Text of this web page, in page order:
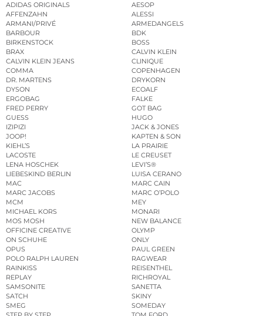
ADIDAS ORIGINALS
AESOP
AFFENZAHN
ALESSI
ARMANI/PRIVÉ
ARMEDANGELS
BARBOUR
BDK
BIRKENSTOCK
BOSS
BRAX
CALVIN KLEIN
CALVIN KLEIN JEANS
CLINIQUE
COMMA
COPENHAGEN
DR. MARTENS
DRYKORN
DYSON
ECOALF
ERGOBAG
FALKE
FRED PERRY
GOT BAG
GUESS
HUGO
IZIPIZI
JACK & JONES
JOOP!
KAPTEN & SON
KIEHL’S
LA PRAIRIE
LACOSTE
LE CREUSET
LENA HOSCHEK
LEVI’S®
LIEBESKIND BERLIN
LUISA CERANO
MAC
MARC CAIN
MARC JACOBS
MARC O’POLO
MCM
MEY
MICHAEL KORS
MONARI
MOS MOSH
NEW BALANCE
OFFICINE CREATIVE
OLYMP
ON SCHUHE
ONLY
OPUS
PAUL GREEN
POLO RALPH LAUREN
RAGWEAR
RAINKISS
REISENTHEL
REPLAY
RICHROYAL
SAMSONITE
SANETTA
SATCH
SKINY
SMEG
SOMEDAY